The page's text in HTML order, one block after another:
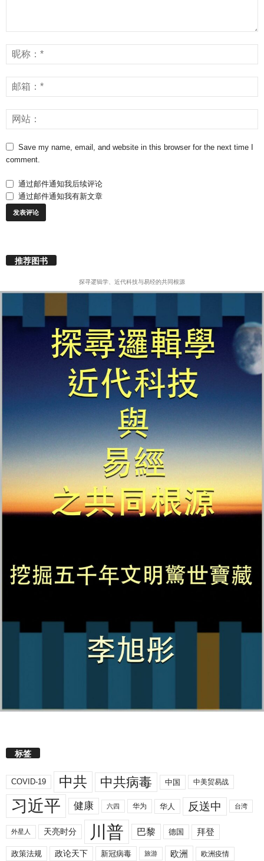
Save my name, email, and website in this browser for the next time I
comment.
通过邮件通知我后续评论
通过邮件通知我有新文章
推荐图书
探寻逻辑学、近代科技与易经的共同根源
标签
COVID-19 中共 中共病毒 中国 中美贸易战
习近平 健康 六四 华为 华人 反送中 台湾
外星人 天亮时分 川普 巴黎 德国 拜登
政策法规 政论天下 新冠病毒 旅游 欧洲 欧洲疫情